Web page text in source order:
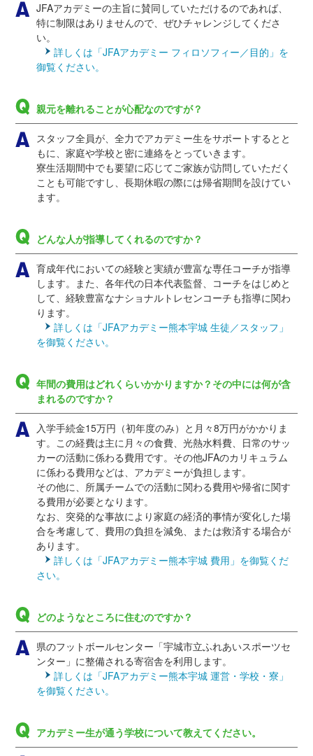
JFAアカデミーの主旨に賛同していただけるのであれば、
特に制限はありませんので、ぜひチャレンジしてくださ
い。
詳しくは「JFAアカデミー フィロソフィー／目的」を
御覧ください。
親元を離れることが心配なのですが？
スタッフ全員が、全力でアカデミー生をサポートするとと
もに、家庭や学校と密に連絡をとっていきます。
寮生活期間中でも要望に応じてご家族が訪問していただく
ことも可能ですし、長期休暇の際には帰省期間を設けてい
ます。
どんな人が指導してくれるのですか？
育成年代においての経験と実績が豊富な専任コーチが指導
します。また、各年代の日本代表監督、コーチをはじめと
して、経験豊富なナショナルトレセンコーチも指導に関わ
ります。
詳しくは「JFAアカデミー熊本宇城 生徒／スタッフ」
を御覧ください。
年間の費用はどれくらいかかりますか？その中には何が含
まれるのですか？
入学手続金15万円（初年度のみ）と月々8万円がかかりま
す。この経費は主に月々の食費、光熱水料費、日常のサッ
カーの活動に係わる費用です。その他JFAのカリキュラム
に係わる費用などは、アカデミーが負担します。
その他に、所属チームでの活動に関わる費用や帰省に関す
る費用が必要となります。
なお、突発的な事故により家庭の経済的事情が変化した場
合を考慮して、費用の負担を減免、または救済する場合が
あります。
詳しくは「JFAアカデミー熊本宇城 費用」を御覧くだ
さい。
どのようなところに住むのですか？
県のフットボールセンター「宇城市立ふれあいスポーツセ
ンター」に整備される寄宿舎を利用します。
詳しくは「JFAアカデミー熊本宇城 運営・学校・寮」
を御覧ください。
アカデミー生が通う学校について教えてください。